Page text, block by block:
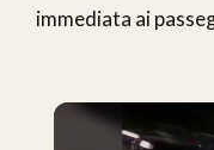
immediata ai